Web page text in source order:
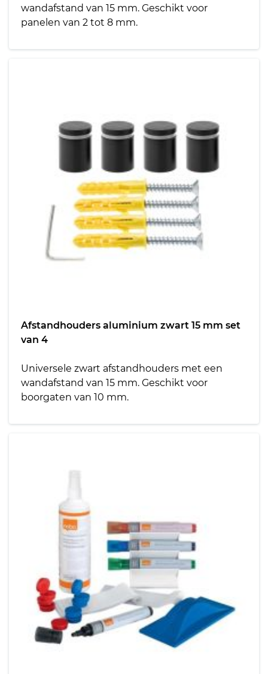
wandafstand van 15 mm. Geschikt voor
panelen van 2 tot 8 mm.
Afstandhouders aluminium zwart 15 mm set
van 4
Universele zwart afstandhouders met een
wandafstand van 15 mm. Geschikt voor
boorgaten van 10 mm.